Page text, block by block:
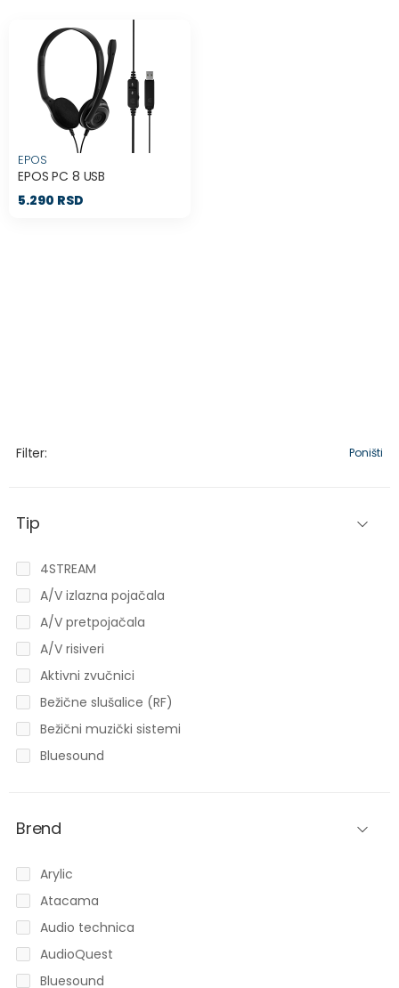
EPOS
EPOS PC 8 USB
5.290 RSD
Filter: Poništi
Tip
4STREAM
A/V izlazna pojačala
A/V pretpojačala
A/V risiveri
Aktivni zvučnici
Bežične slušalice (RF)
Bežični muzički sistemi
Bluesound
Bluetooth slušalice
Brend
Arylic
Atacama
Audio technica
AudioQuest
Bluesound